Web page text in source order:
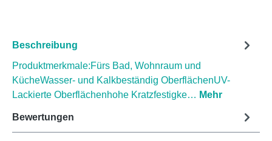
Beschreibung
Produktmerkmale:Fürs Bad, Wohnraum und
KücheWasser- und Kalkbeständig OberflächenUV-
Lackierte Oberflächenhohe Kratzfestigke… Mehr
Bewertungen